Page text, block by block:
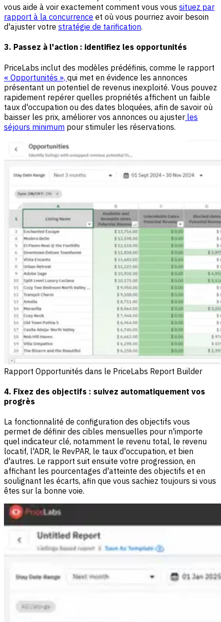
vous aide à voir exactement comment vous vous situez par
rapport à la concurrence et où vous pourriez avoir besoin
d'ajuster votre stratégie de tarification.
3. Passez à l'action : identifiez les opportunités
PriceLabs inclut des modèles prédéfinis, comme le rapport
« Opportunités », qui met en évidence les annonces
présentant un potentiel de revenus inexploité. Vous pouvez
rapidement repérer quelles propriétés affichent un faible
taux d'occupation ou des dates bloquées, afin de savoir où
baisser les prix, améliorer vos annonces ou ajuster les
séjours minimum pour stimuler les réservations.
Rapport Opportunités dans le PriceLabs Report Builder
4. Fixez des objectifs : suivez automatiquement vos
progrès
La fonctionnalité de configuration des objectifs vous
permet de définir des cibles mensuelles pour n'importe
quel indicateur clé, notamment le revenu total, le revenu
locatif, l'ADR, le RevPAR, le taux d'occupation, et bien
d'autres. Le rapport suit ensuite votre progression, en
affichant les pourcentages d'atteinte des objectifs et en
soulignant les écarts, afin que vous sachiez toujours si vous
êtes sur la bonne voie.